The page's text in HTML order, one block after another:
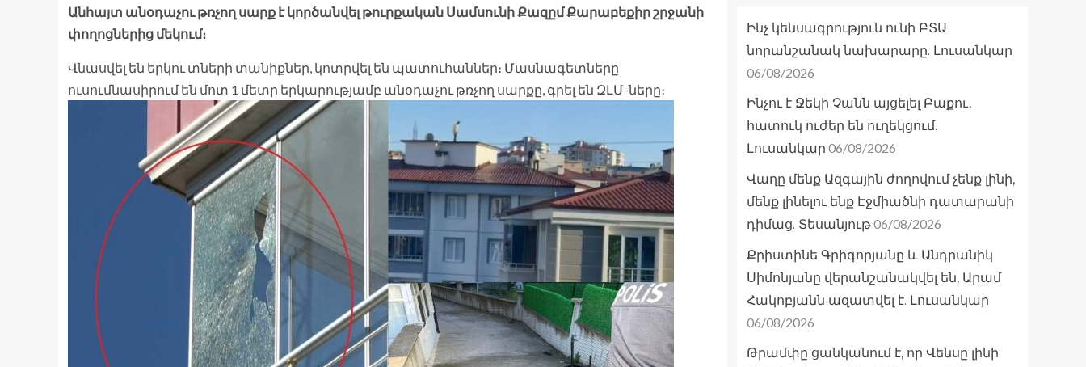
Անհայտ անօդաչու թռչող սարք է կործանվել թուրքական Սամսունի Քազըմ Քարաբեքիր շրջանի
փողոցներից մեկում։
Վնասվել են երկու տների տանիքներ, կոտրվել են պատուհաններ։ Մասնագետները
ուսումնասիրում են մոտ 1 մետր երկարությամբ անօդաչու թռչող սարքը, գրել են ԶԼՄ-ները։
Ինչ կենսագրություն ունի ԲՏԱ
նորանշանակ նախարարը. Լուսանկար
06/08/2026
Ինչու է Ջեկի Չանն այցելել Բաքու․
հատուկ ուժեր են ուղեկցում.
Լուսանկար 06/08/2026
Վաղը մենք Ազգային ժողովում չենք լինի,
մենք լինելու ենք Էջմիածնի դատարանի
դիմաց. Տեսանյութ06/08/2026
Քրիստինե Գրիգորյանը և Անդրանիկ
Սիմոնյանը վերանշանակվել են, Արամ
Հակոբյանն ազատվել է. Լուսանկար
06/08/2026
Թրամփը ցանկանում է, որ Վենսը լինի